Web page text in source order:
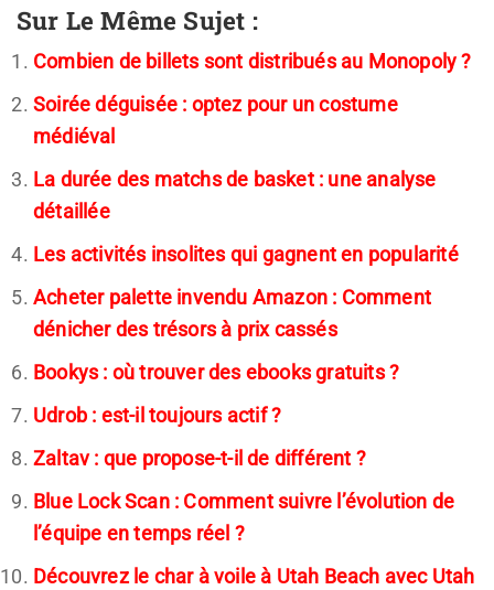
Sur Le Même Sujet :
Combien de billets sont distribués au Monopoly ?
Soirée déguisée : optez pour un costume
médiéval
La durée des matchs de basket : une analyse
détaillée
Les activités insolites qui gagnent en popularité
Acheter palette invendu Amazon : Comment
dénicher des trésors à prix cassés
Bookys : où trouver des ebooks gratuits ?
Udrob : est-il toujours actif ?
Zaltav : que propose-t-il de différent ?
Blue Lock Scan : Comment suivre l’évolution de
l’équipe en temps réel ?
Découvrez le char à voile à Utah Beach avec Utah